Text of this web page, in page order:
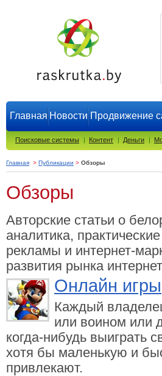
Главная Новости Продвижение
Поисковые системы | Контент | Деньги |
Главная > Публикации > Обзоры
Обзоры
Авторские статьи о
аналитика,
рекламы и интернет-
развития рынка
Онлайн игры
Каждый
или воином или
когда-нибудь выиграть
хотя бы маленькую и
привлекают.